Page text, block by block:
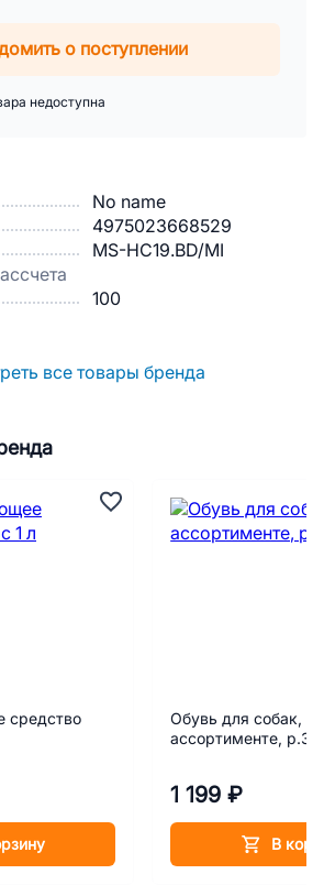
No name
4975023668529
MS-HC19.BD/MI
100
все товары бренда
о поступлении
недоступна
средство
Обувь для собак,
ассортименте, р.3
1 199 ₽
В